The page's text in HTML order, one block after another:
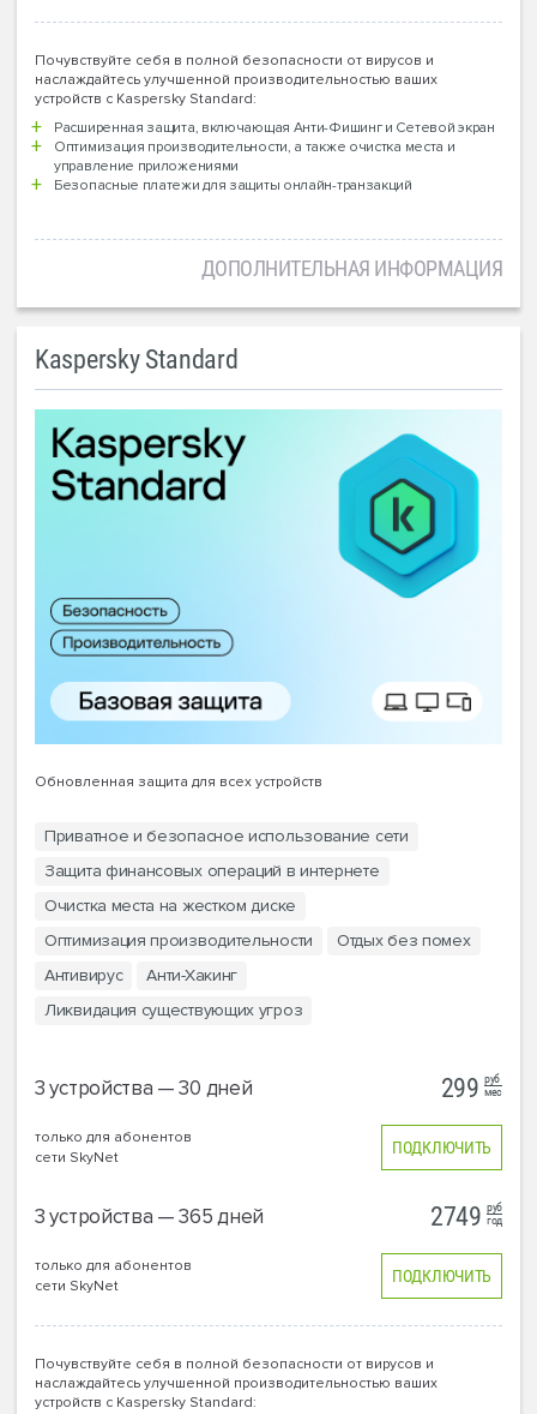
Почувствуйте себя в полной безопасности от вирусов и
наслаждайтесь улучшенной производительностью ваших
устройств с Kaspersky Standard:
Расширенная защита, включающая Анти-Фишинг и Сетевой экран
Оптимизация производительности, а также очистка места и
управление приложениями
Безопасные платежи для защиты онлайн-транзакций
ДОПОЛНИТЕЛЬНАЯ ИНФОРМАЦИЯ
Kaspersky Standard
Обновленная защита для всех устройств
Приватное и безопасное использование сети
Защита финансовых операций в интернете
Очистка места на жестком диске
Оптимизация производительности
Отдых без помех
Антивирус
Анти-Хакинг
Ликвидация существующих угроз
3 устройства — 30 дней 299 руб
мес
только для абонентов
сети SkyNet
ПОДКЛЮЧИТЬ
3 устройства — 365 дней 2749 руб
год
только для абонентов
сети SkyNet
ПОДКЛЮЧИТЬ
Почувствуйте себя в полной безопасности от вирусов и
наслаждайтесь улучшенной производительностью ваших
устройств с Kaspersky Standard: